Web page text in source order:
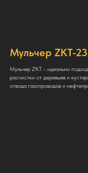
Мульчер ZKT-
Мульчер ZKT - идеально
расчистки от деревьев и
отвода газопроводов и